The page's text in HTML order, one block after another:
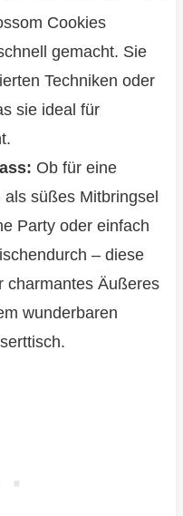
Cookies
gemacht. Sie
Techniken oder
sie ideal für
Ob für eine
süßes Mitbringsel
Party oder einfach
– diese
charmantes Äußeres
wunderbaren